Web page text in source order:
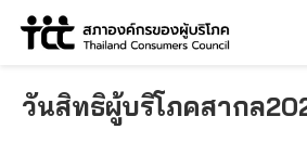
Skip
วันสิทธิผู้บริโภคสากล